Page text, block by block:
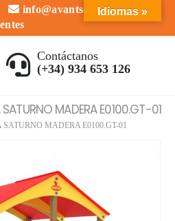
info@avantserveis.com
Contáctanos
(+34) 934 653 126
MADERA E0100.GT-01
SATURNO MADERA E0100.GT-01
Idiomas »